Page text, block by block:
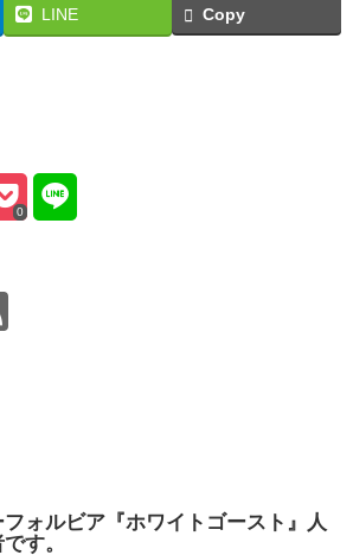
LINE Copy
0
フォルビア『ホワイトゴースト』人
す。